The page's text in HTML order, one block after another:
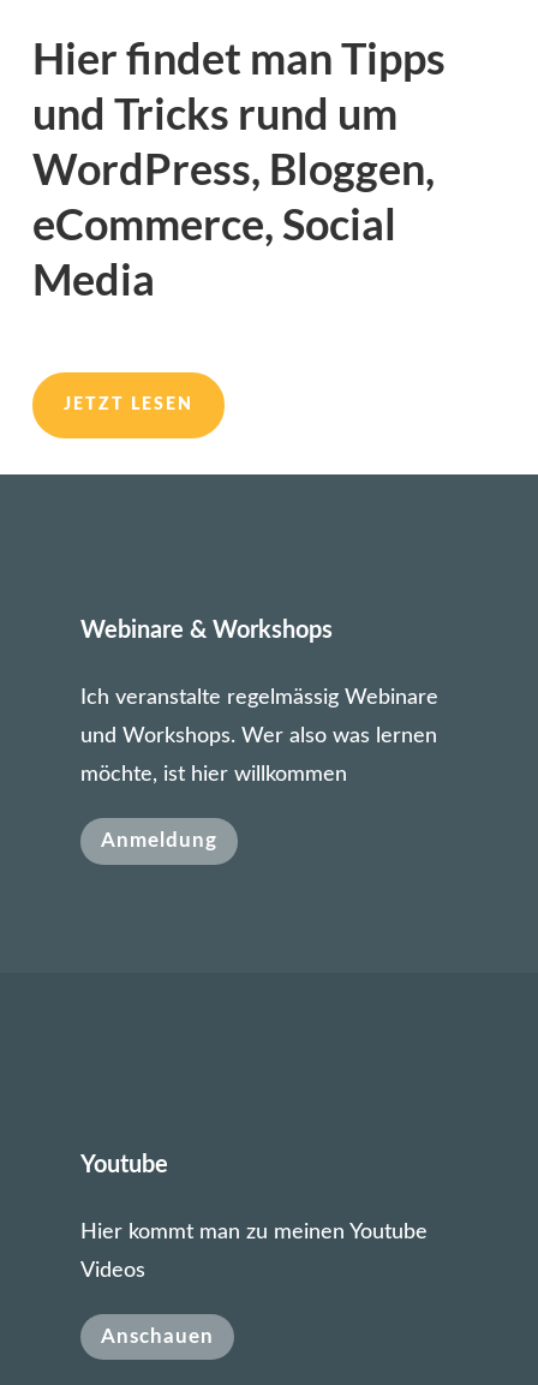
Hier findet man Tipps
und Tricks rund um
WordPress, Bloggen,
eCommerce, Social
Media
JETZT LESEN
Webinare & Workshops
Ich veranstalte regelmässig Webinare
und Workshops. Wer also was lernen
möchte, ist hier willkommen
Anmeldung
Youtube
Hier kommt man zu meinen Youtube
Videos
Anschauen